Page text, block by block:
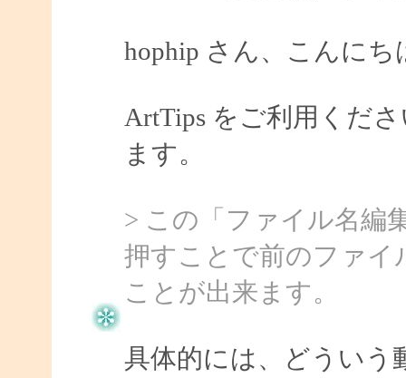
hophip さん、こんにち
ArtTips をご利用くだ
ます。
> この「ファイル名編
押すことで前のファイ
ことが出来ます。
具体的には、どういう